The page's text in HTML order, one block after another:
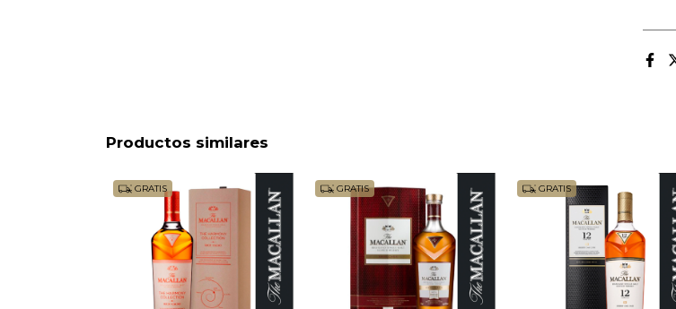
Productos similares
GRATIS GRATIS GRATIS